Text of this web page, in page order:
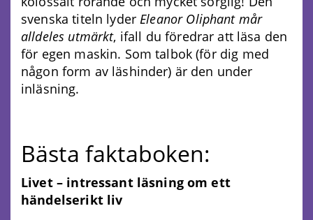
svenska titeln lyderEleanor Oliphant mår
alldeles utmärkt, ifall du föredrar att läsa den
för egen maskin. Som talbok (för dig med
någon form av läshinder) är den under
inläsning.
Bästa faktaboken:
Livet – intressant läsning om ett
händelserikt liv